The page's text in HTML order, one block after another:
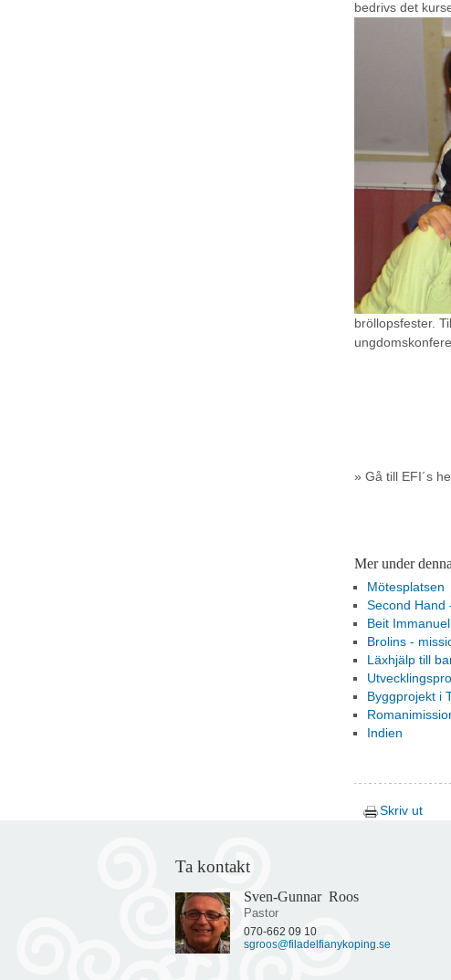
bedrivs det
bröllopsfester.
» Gå till EFI´s
Mer under
Mötesplatsen
Second Hand
Beit
Brolins -
Läxhjälp till
Byggprojekt i
Indien
Skriv ut
Ta kontakt
Sven-Gunnar Roos
Pastor
070-662 09 10
sgroos@filadelfianykoping.se